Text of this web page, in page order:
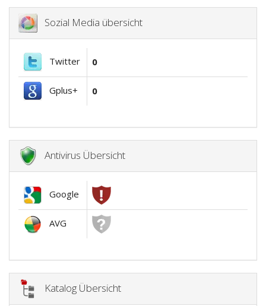
Sozial Media übersicht
Twitter 0
Gplus+ 0
Antivirus Übersicht
Google
AVG
Katalog Übersicht